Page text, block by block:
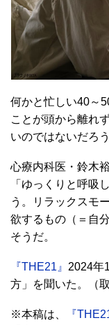
何かと忙しい40～
ことが頭から離れ
いのではないだろう
心療内科医・鈴木
「ゆっくりと呼吸
う。リラックスモ
欲するもの（＝自
そうだ。
『THE21』 2024年
方」を聞いた。（
※本稿は、 『